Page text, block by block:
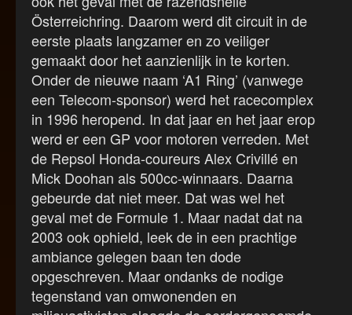
Österreichring. Daarom werd dit circuit in de
eerste plaats langzamer en zo veiliger
gemaakt door het aanzienlijk in te korten.
Onder de nieuwe naam ‘A1 Ring’ (vanwege
een Telecom-sponsor) werd het racecomplex
in 1996 heropend. In dat jaar en het jaar erop
werd er een GP voor motoren verreden. Met
de Repsol Honda-coureurs Alex Crivillé en
Mick Doohan als 500cc-winnaars. Daarna
gebeurde dat niet meer. Dat was wel het
geval met de Formule 1. Maar nadat dat na
2003 ook ophield, leek de in een prachtige
ambiance gelegen baan ten dode
opgeschreven. Maar ondanks de nodige
tegenstand van omwonenden en